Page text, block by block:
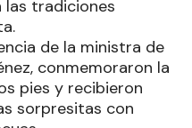
tradiciones
de la ministra de
conmemoraron la
pies y recibieron
sorpresitas con